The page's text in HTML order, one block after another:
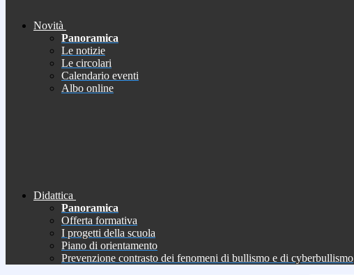
Novità
Panoramica
Le notizie
Le circolari
Calendario eventi
Albo online
Didattica
Panoramica
Offerta formativa
I progetti della scuola
Piano di orientamento
Prevenzione contrasto dei fenomeni di bullismo e di cyberbullismo